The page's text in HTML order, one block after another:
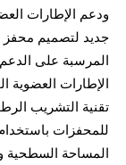
ودعم الإطارات
جديد لتصميم
المرسبة على
الإطارات العضوية
تقنية التشريب
للمحفزات
المساحة السطحية